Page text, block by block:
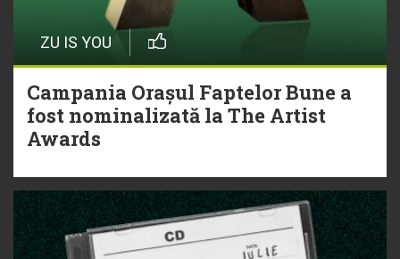
ZU IS YOU
Campania Orașul Faptelor Bune a
fost nominalizată la The Artist
Awards